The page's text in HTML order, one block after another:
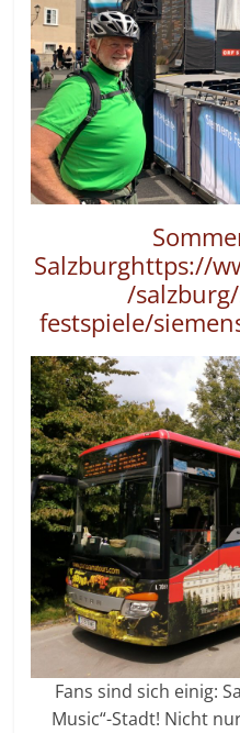
Salzburghttps://
/
festspiele/
Fans sind sich einig:
Music“-Stadt! Nicht